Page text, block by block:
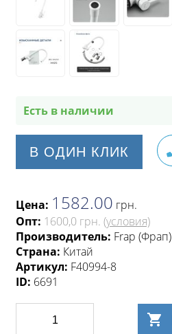
Есть в наличии
В ОДИН КЛИК
Цена: 1582.00 грн.
Опт: 1600,0 грн. (условия)
Производитель: Frap (Фрап)
Страна: Китай
Артикул: F40994-8
ID: 6691